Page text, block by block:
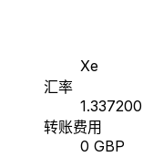
Xe
汇率
1.337200
转账费用
0 GBP